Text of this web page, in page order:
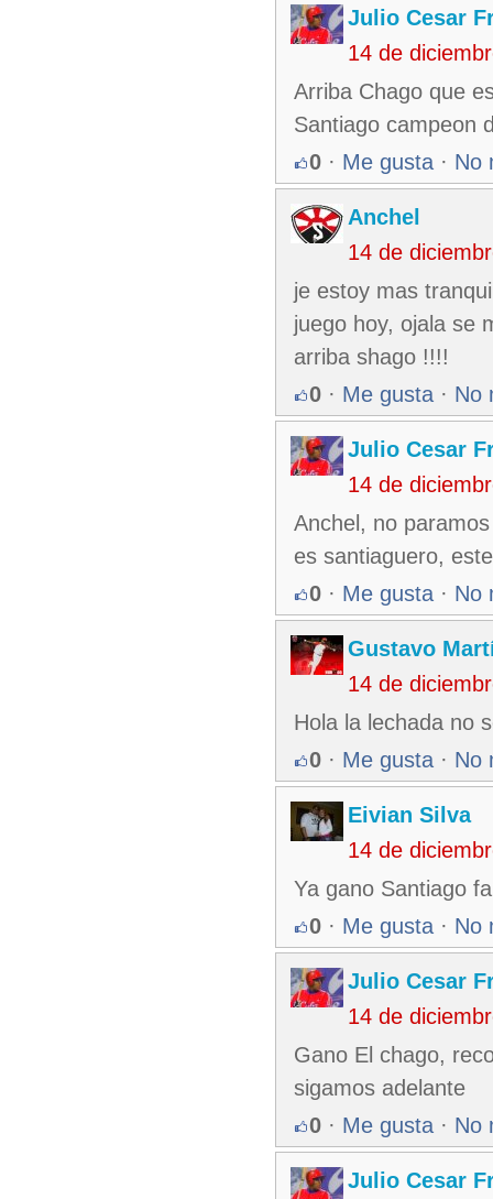
Julio Cesar
14 de
Arriba Chago que
Santiago campeon
0 · Me gusta · No
Anchel
14 de
je estoy mas
juego hoy, ojala se
arriba shago !!!!
0 · Me gusta · No
Julio Cesar
14 de
Anchel, no
es santiaguero,
0 · Me gusta · No
Gustavo
14 de
Hola la lechada no
0 · Me gusta · No
Eivian Silva
14 de
Ya gano Santiago
0 · Me gusta · No
Julio Cesar
14 de
Gano El chago,
sigamos adelante
0 · Me gusta · No
Julio Cesar